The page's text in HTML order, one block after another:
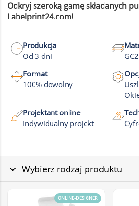
Odkryj szeroką gamę składanych
Labelprint24.com!
Produkcja
Od 3 dni
Format
100% dowolny
Projektant online
Indywidualny projekt
Wybierz rodzaj produktu
ONLINE-DESIGNER